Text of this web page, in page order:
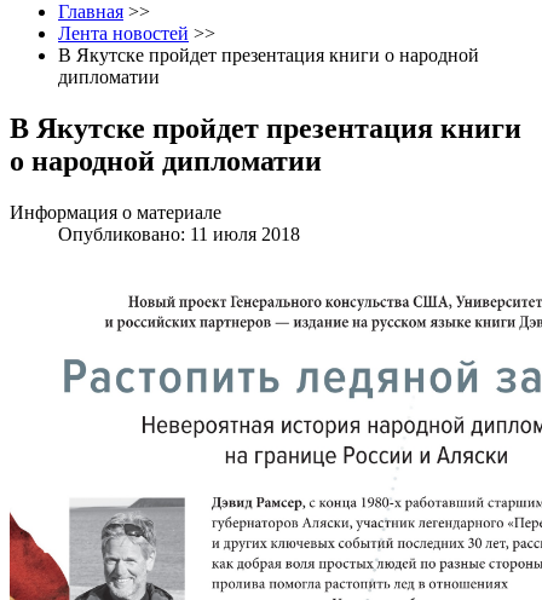
Главная >>
Лента новостей >>
В Якутске пройдет презентация книги о народной
дипломатии
В Якутске пройдет презентация книги
о народной дипломатии
Информация о материале
Опубликовано: 11 июля 2018